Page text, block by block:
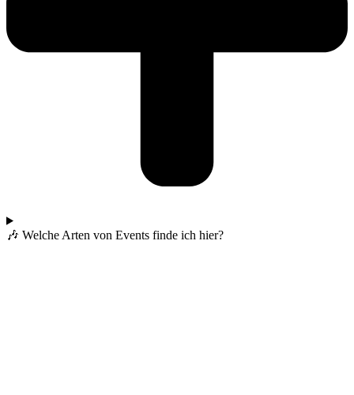
🎶 Welche Arten von Events finde ich hier?